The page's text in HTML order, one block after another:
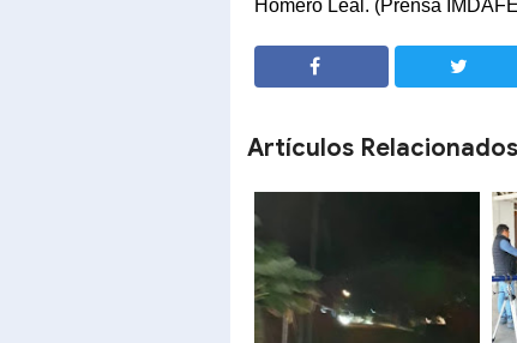
Homero Leal. (Prensa
Artículos Relacionados